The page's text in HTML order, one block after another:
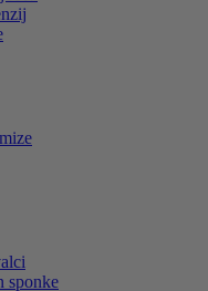
sponke